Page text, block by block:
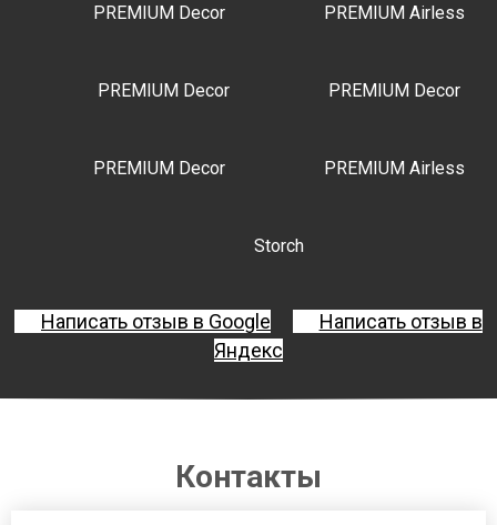
PREMIUM Decor PREMIUM Airless
PREMIUM Decor PREMIUM Decor
PREMIUM Decor PREMIUM Airless
Storch
Написать отзыв в Google
Написать отзыв в
Яндекс
Контакты